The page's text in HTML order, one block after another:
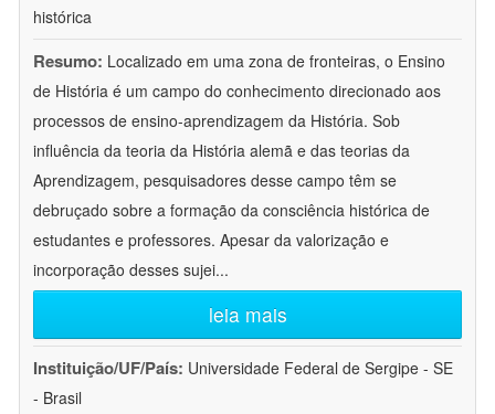
histórica
Resumo: Localizado em uma zona de fronteiras, o Ensino
de História é um campo do conhecimento direcionado aos
processos de ensino-aprendizagem da História. Sob
influência da teoria da História alemã e das teorias da
Aprendizagem, pesquisadores desse campo têm se
debruçado sobre a formação da consciência histórica de
estudantes e professores. Apesar da valorização e
incorporação desses sujei...
leia mais
Instituição/UF/País: Universidade Federal de Sergipe - SE
- Brasil